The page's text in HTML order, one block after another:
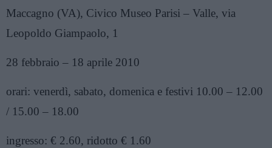
Maccagno (VA), Civico Museo Parisi – Valle, via
Leopoldo Giampaolo, 1
28 febbraio – 18 aprile 2010
orari: venerdì, sabato, domenica e festivi 10.00 – 12.00
/ 15.00 – 18.00
ingresso: € 2.60, ridotto € 1.60